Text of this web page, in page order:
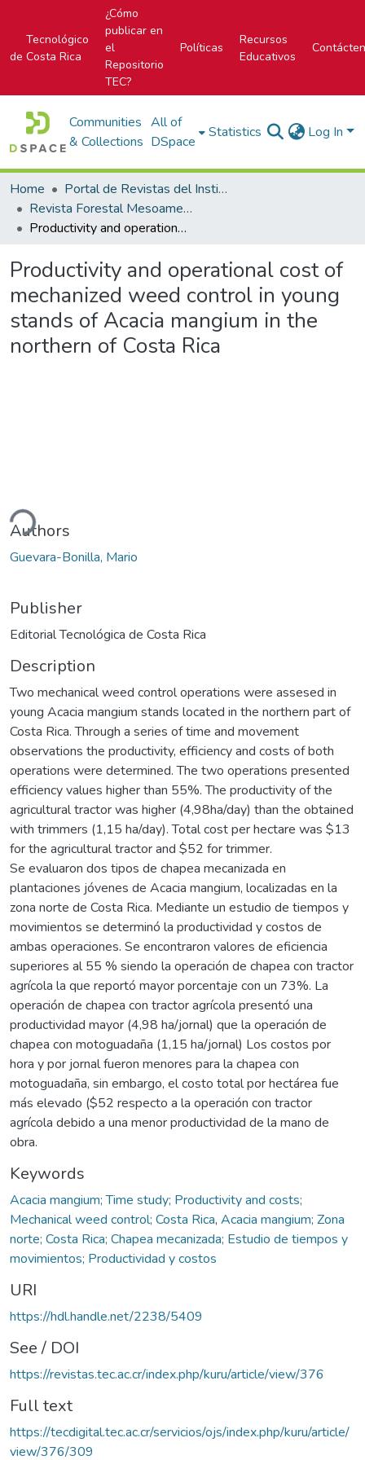
Tecnológico
de Costa Rica
¿Cómo
publicar en
el
Repositorio
TEC?
Políticas
Recursos
Educativos
Communities
& Collections
All of
DSpace
Statistics Log In
Home
Portal de Revistas del Instituto Tecnológico de Costa Rica
Revista Forestal Mesoamericana Kurú
Productivity and operational cost of mechanized weed control in young stands of Acacia mangium in the northern of Costa Rica
Productivity and operational cost of
mechanized weed control in young
stands of Acacia mangium in the
northern of Costa Rica
Authors
Guevara-Bonilla, Mario
Publisher
Editorial Tecnológica de Costa Rica
Description
Two mechanical weed control operations were assesed in
young Acacia mangium stands located in the northern part of
Costa Rica. Through a series of time and movement
observations the productivity, efficiency and costs of both
operations were determined. The two operations presented
efficiency values higher than 55%. The productivity of the
agricultural tractor was higher (4,98ha/day) than the obtained
with trimmers (1,15 ha/day). Total cost per hectare was $13
for the agricultural tractor and $52 for trimmer.
Se evaluaron dos tipos de chapea mecanizada en
plantaciones jóvenes de Acacia mangium, localizadas en la
zona norte de Costa Rica. Mediante un estudio de tiempos y
movimientos se determinó la productividad y costos de
ambas operaciones. Se encontraron valores de eficiencia
superiores al 55 % siendo la operación de chapea con tractor
agrícola la que reportó mayor porcentaje con un 73%. La
operación de chapea con tractor agrícola presentó una
productividad mayor (4,98 ha/jornal) que la operación de
chapea con motoguadaña (1,15 ha/jornal) Los costos por
hora y por jornal fueron menores para la chapea con
motoguadaña, sin embargo, el costo total por hectárea fue
más elevado ($52 respecto a la operación con tractor
agrícola debido a una menor productividad de la mano de
obra.
Keywords
Acacia mangium; Time study; Productivity and costs;
Mechanical weed control; Costa Rica, Acacia mangium; Zona
norte; Costa Rica; Chapea mecanizada; Estudio de tiempos y
movimientos; Productividad y costos
URI
https://hdl.handle.net/2238/5409
See / DOI
https://revistas.tec.ac.cr/index.php/kuru/article/view/376
Full text
https://tecdigital.tec.ac.cr/servicios/ojs/index.php/kuru/article/
view/376/309